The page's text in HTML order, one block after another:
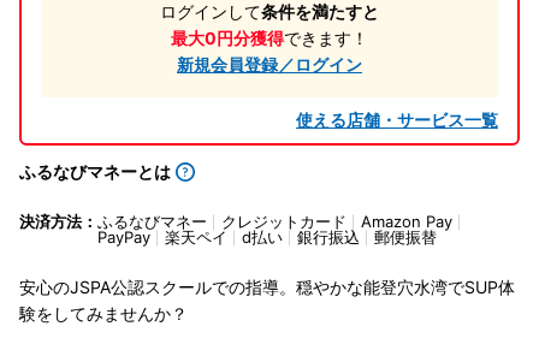
ログインして条件を満たすと
最大0円分獲得できます！
新規会員登録／ログイン
使える店舗・サービス一覧
ふるなびマネーとは
決済方法： ふるなびマネー クレジットカード
Amazon Pay
PayPay
楽天ペイ d払い 銀行振込 郵便振替
安心のJSPA公認スクールでの指導。穏やかな能登穴水湾でSUP体
験をしてみませんか？